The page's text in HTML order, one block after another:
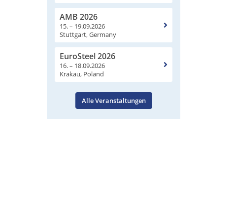
AMB 2026
15. – 19.09.2026
Stuttgart, Germany
EuroSteel 2026
16. – 18.09.2026
Krakau, Poland
Alle Veranstaltungen